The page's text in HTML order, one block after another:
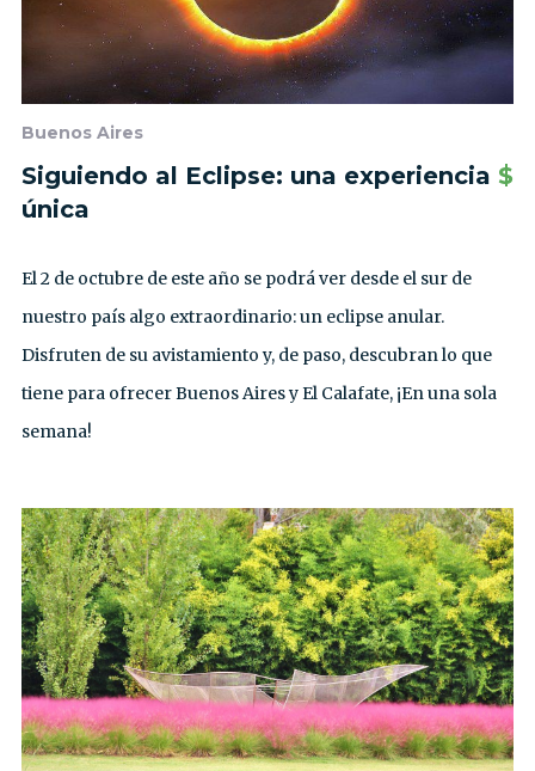
Buenos Aires
Siguiendo al Eclipse: una experiencia
única
$
El 2 de octubre de este año se podrá ver desde el sur de
nuestro país algo extraordinario: un eclipse anular.
Disfruten de su avistamiento y, de paso, descubran lo que
tiene para ofrecer Buenos Aires y El Calafate, ¡En una sola
semana!